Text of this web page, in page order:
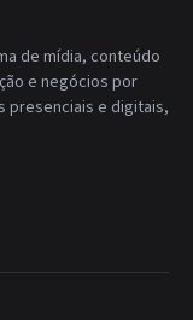
de mídia, conteúdo
e negócios por
presenciais e digitais,